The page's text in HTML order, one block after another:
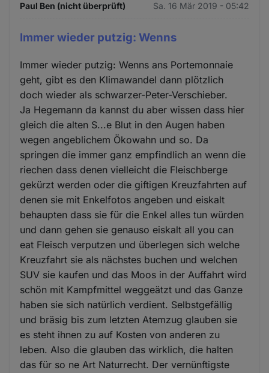
Paul Ben (nicht überprüft) Sa. 16 Mär 2019 - 05:42
Immer wieder putzig: Wenns
Immer wieder putzig: Wenns ans Portemonnaie
geht, gibt es den Klimawandel dann plötzlich
doch wieder als schwarzer-Peter-Verschieber.
Ja Hegemann da kannst du aber wissen dass hier
gleich die alten S...e Blut in den Augen haben
wegen angeblichem Ökowahn und so. Da
springen die immer ganz empfindlich an wenn die
riechen dass denen vielleicht die Fleischberge
gekürzt werden oder die giftigen Kreuzfahrten auf
denen sie mit Enkelfotos angeben und eiskalt
behaupten dass sie für die Enkel alles tun würden
und dann gehen sie genauso eiskalt all you can
eat Fleisch verputzen und überlegen sich welche
Kreuzfahrt sie als nächstes buchen und welchen
SUV sie kaufen und das Moos in der Auffahrt wird
schön mit Kampfmittel weggeätzt und das Ganze
haben sie sich natürlich verdient. Selbstgefällig
und bräsig bis zum letzten Atemzug glauben sie
es steht ihnen zu auf Kosten von anderen zu
leben. Also die glauben das wirklich, die halten
das für so ne Art Naturrecht. Der vernünftigste